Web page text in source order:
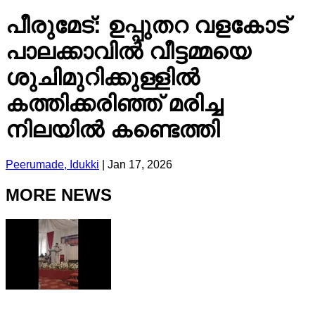
പീരുമേട്: ഉപ്പുതറ വളകോട്
പാലക്കാവിൽ വീട്ടമ്മയെ
ശുചിമുറിക്കുള്ളിൽ
കത്തിക്കരിഞ്ഞ് മരിച്ച
നിലയിൽ കണ്ടെത്തി
Peerumade, Idukki Jan 17, 2026
MORE NEWS